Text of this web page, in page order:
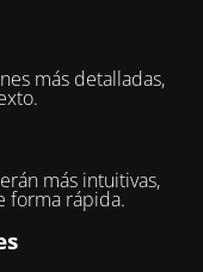
más detalladas,
más intuitivas,
forma rápida.